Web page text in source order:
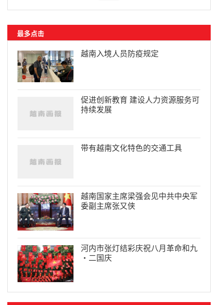
最多点击
越南入境人员防疫规定
促进创新教育 建设人力资源服务可
持续发展
带有越南文化特色的交通工具
越南国家主席梁强会见中共中央军
委副主席张又侠
河内市张灯结彩庆祝八月革命和九
·二国庆